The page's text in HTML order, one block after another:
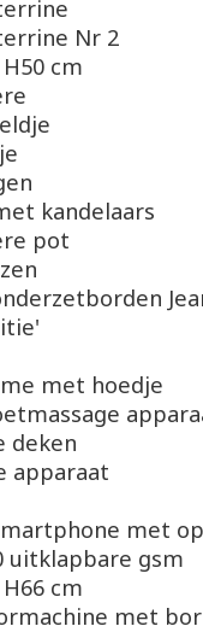
Nr 2
cm
kandelaars
pot
met hoedje
deken
apparaat
met
uitklapbare gsm
cm
met